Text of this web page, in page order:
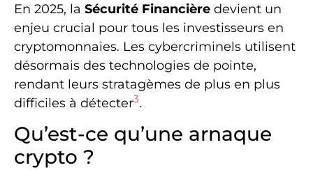
En 2025, la Sécurité Financière devient un
enjeu crucial pour tous les investisseurs en
cryptomonnaies. Les cybercriminels utilisent
désormais des technologies de pointe,
rendant leurs stratagèmes de plus en plus
difficiles à détecter3.
Qu’est-ce qu’une arnaque
crypto ?